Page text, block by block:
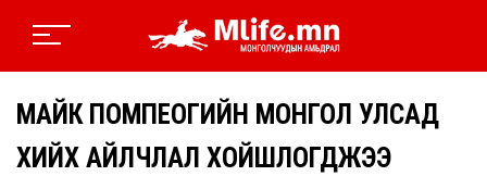
МАЙК ПОМПЕОГИЙН МОНГОЛ УЛСАД
ХИЙХ АЙЛЧЛАЛ ХОЙШЛОГДЖЭЭ